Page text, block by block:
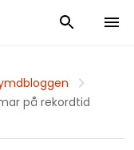
Visa och dölj
Visa
på rekordtid